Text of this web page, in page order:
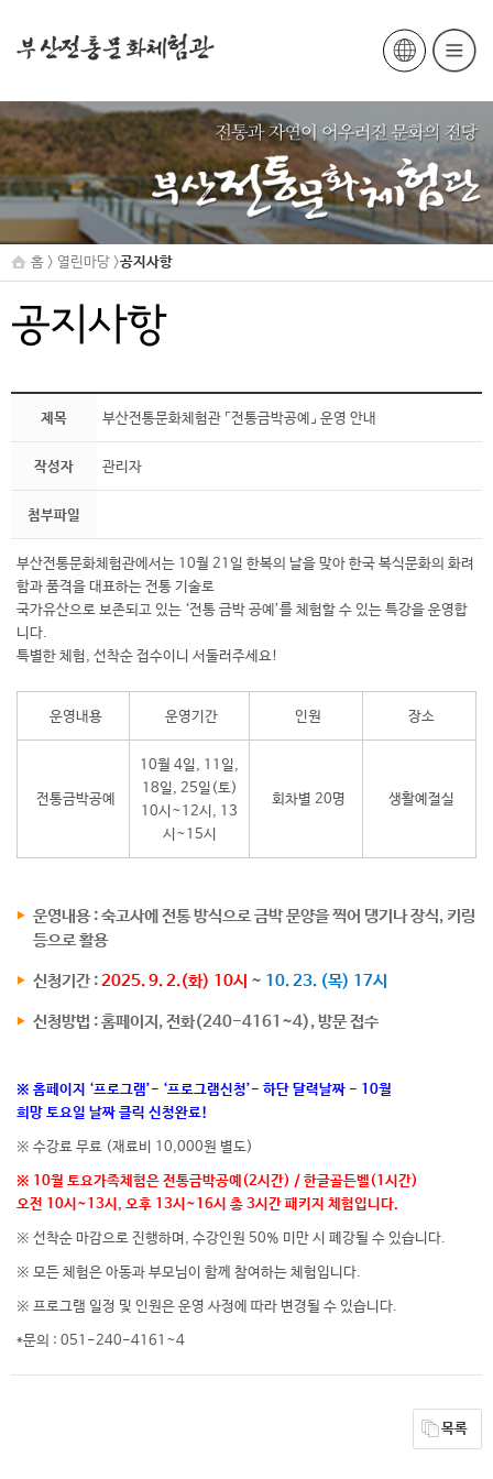
홈 > 열린마당 >공지사항
공지사항
제목 부산전통문화체험관 ⌜전통금박공예⌟ 운영 안내
작성자 관리자
첨부파일
부산전통문화체험관에서는 10월 21일 한복의 날을 맞아 한국 복식문화의 화려
함과 품격을 대표하는 전통 기술로
국가유산으로 보존되고 있는 ‘전통 금박 공예’를 체험할 수 있는 특강을 운영합
니다.
특별한 체험, 선착순 접수이니 서둘러주세요!
운영내용​ 운영기간 인원 장소
전통금박공예
10월 4일, 11일,
18일, 25일(토)
10시~12시, 13
시~15시
회차별 20명 생활예절실
운영내용 : 숙고사에 전통 방식으로 금박 문양을 찍어 댕기나 장식, 키링
등으로 활용
신청기간 :2025. 9. 2.(화) 10시 ~ 10. 23. (목) 17시
신청방법 : 홈페이지, 전화(240-4161~4), 방문 접수
※ 홈페이지 ‘프로그램’- ‘프로그램신청’- 하단 달력날짜 - 10월
희망 토요일 날짜 클릭 신청완료!
※ 수강료 무료 (재료비 10,000원 별도)
※ 10월 토요가족체험은 전통금박공예(2시간) / 한글골든벨(1시간)
오전 10시~13시, 오후 13시~16시 총 3시간 패키지 체험입니다.
※ 선착순 마감으로 진행하며, 수강인원 50% 미만 시 폐강될 수 있습니다.
※ 모든 체험은 아동과 부모님이 함께 참여하는 체험입니다.
※ 프로그램 일정 및 인원은 운영 사정에 따라 변경될 수 있습니다.
​*문의 : 051-240-4161~4